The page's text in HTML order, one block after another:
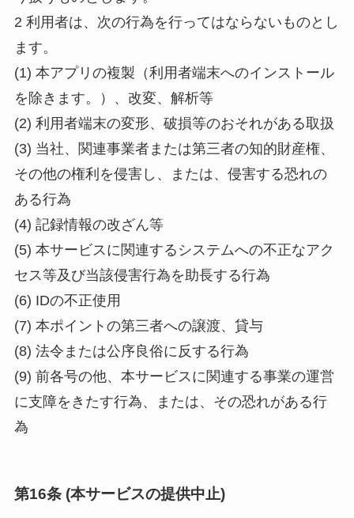
2 利用者は、次の行為を行ってはならないものとし
ます。
(1) 本アプリの複製（利用者端末へのインストール
を除きます。）、改変、解析等
(2) 利用者端末の変形、破損等のおそれがある取扱
(3) 当社、関連事業者または第三者の知的財産権、
その他の権利を侵害し、または、侵害する恐れの
ある行為
(4) 記録情報の改ざん等
(5) 本サービスに関連するシステムへの不正なアク
セス等及び当該侵害行為を助長する行為
(6) IDの不正使用
(7) 本ポイントの第三者への譲渡、貸与
(8) 法令または公序良俗に反する行為
(9) 前各号の他、本サービスに関連する事業の運営
に支障をきたす行為、または、その恐れがある行
為
第16条 (本サービスの提供中止)